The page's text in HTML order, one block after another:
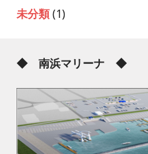
未分類(1)
◆ 南浜マリーナ ◆